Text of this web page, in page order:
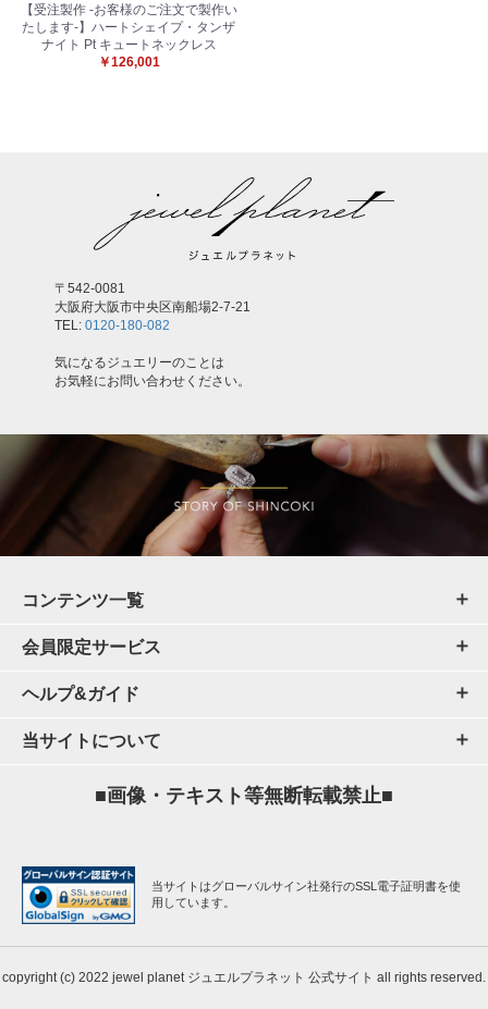
【受注製作 -お客様のご注文で製作い
たします-】ハートシェイプ・タンザ
ナイト Pt キュートネックレス
￥126,001
〒542-0081
大阪府大阪市中央区南船場2-7-21
TEL: 0120-180-082
気になるジュエリーのことは
お気軽にお問い合わせください。
コンテンツ一覧
会員限定サービス
ヘルプ&ガイド
当サイトについて
■画像・テキスト等無断転載禁止■
当サイトはグローバルサイン社発行のSSL電子証明書を使
用しています。
copyright (c) 2022 jewel planet ジュエルプラネット 公式サイト all rights reserved.